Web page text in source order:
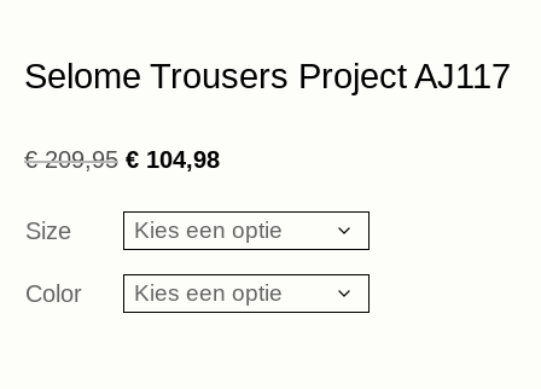
Selome Trousers Project AJ117
€209,95 Oorspronkelijke
was:
€ 209,95.
€ 104,98Huidige
is:
€ 104,98.
Size
Color